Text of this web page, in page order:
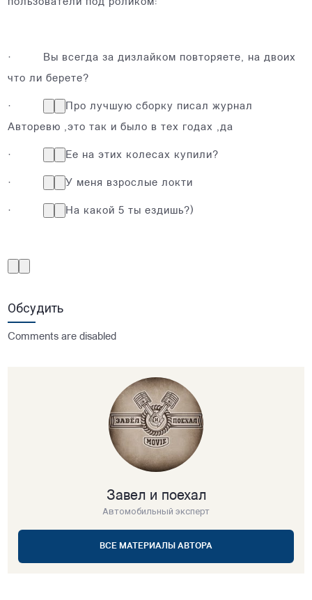
пользователи под роликом:
· Вы всегда за дизлайком повторяете, на двоих
что ли берете?
·
Про лучшую сборку писал журнал
Авторевю ,это так и было в тех годах ,да
· Ее на этих колесах купили?
· У меня взрослые локти
· На какой 5 ты ездишь?)
Обсудить
Comments are disabled
Завел и поехал
Автомобильный эксперт
ВСЕ МАТЕРИАЛЫ АВТОРА